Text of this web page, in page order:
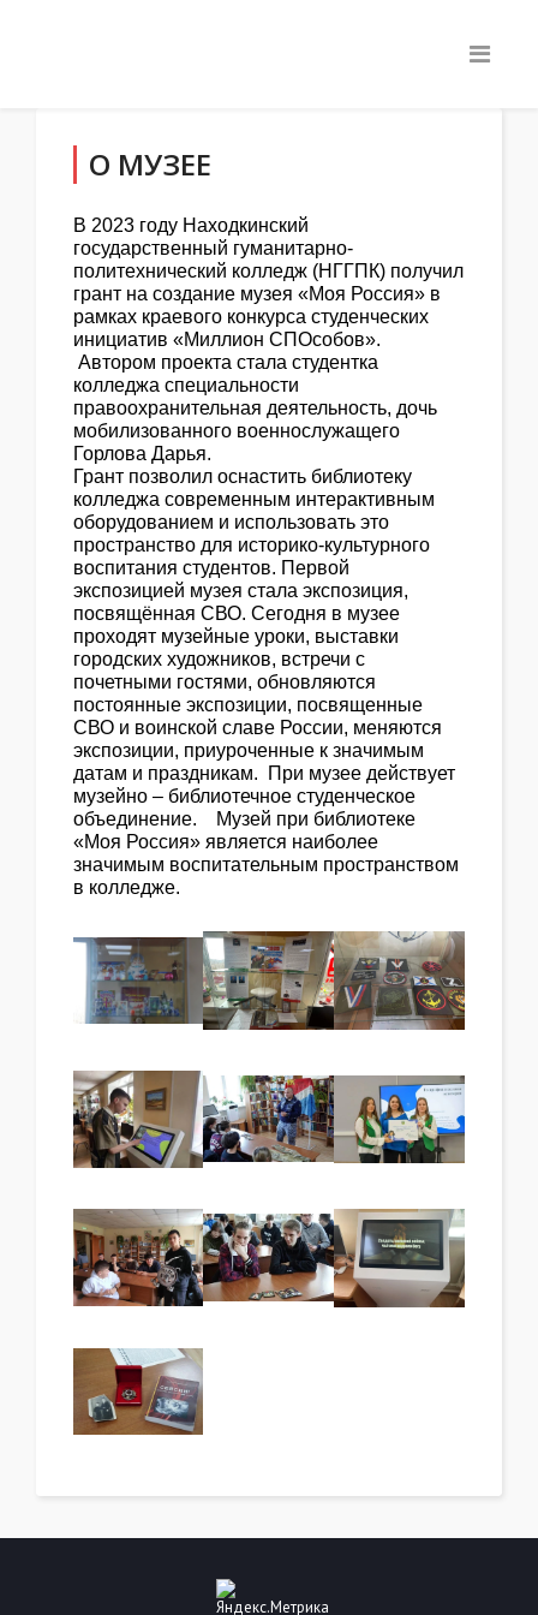
О МУЗЕЕ
В 2023 году Находкинский
государственный гуманитарно-
политехнический колледж (НГГПК) получил
грант на создание музея «Моя Россия» в
рамках краевого конкурса студенческих
инициатив «Миллион СПОсобов».
Автором проекта стала студентка
колледжа специальности
правоохранительная деятельность, дочь
мобилизованного военнослужащего
Горлова Дарья.
Грант позволил оснастить библиотеку
колледжа современным интерактивным
оборудованием и использовать это
пространство для историко-культурного
воспитания студентов. Первой
экспозицией музея стала экспозиция,
посвящённая СВО. Сегодня в музее
проходят музейные уроки, выставки
городских художников, встречи с
почетными гостями, обновляются
постоянные экспозиции, посвященные
СВО и воинской славе России, меняются
экспозиции, приуроченные к значимым
датам и праздникам. При музее действует
музейно – библиотечное студенческое
объединение. Музей при библиотеке
«Моя Россия» является наиболее
значимым воспитательным пространством
в колледже.